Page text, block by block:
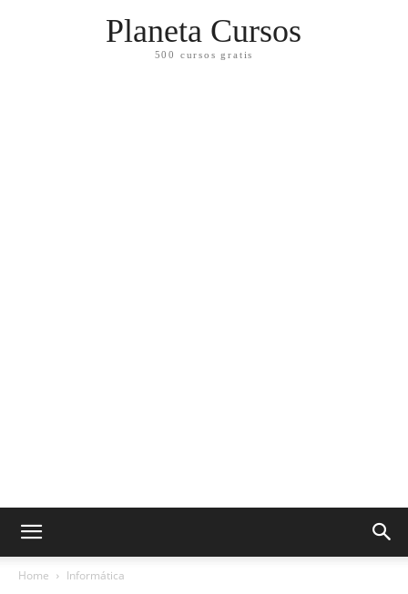
Planeta Cursos
500 cursos gratis
Home Informática